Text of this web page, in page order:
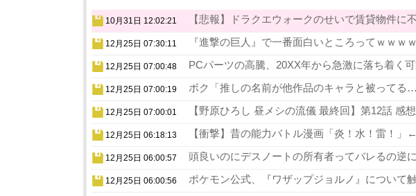
10月31日 12:02:21 【悲報】ドラクエウォークのせいで賃貸物件に
12月25日 07:30:11 『進撃の巨人』で一番面白いところってｗｗｗ
12月25日 07:00:48 PCパーツの高騰、20XX年から急激に落ち着く
12月25日 07:00:19 ボク「推しの名前が他作品のキャラと被って
12月25日 07:00:01 【野原ひろし 昼メシの流儀 最終回】第12話 感
12月25日 06:18:13 【衝撃】昔の能力バトル漫画「炎！水！雷！」
12月25日 06:00:57 頭良いのにデスノートの所有者ってバレるの逆
12月25日 06:00:56 ポケモン公式、『ワザップジョルノ』について